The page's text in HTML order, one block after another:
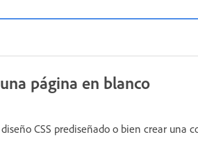
página en blanco
CSS prediseñado o bien crear una